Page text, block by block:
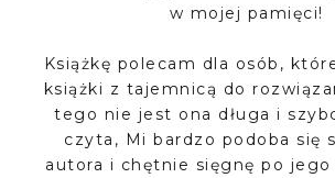
w mojej pamięci!
Książkę polecam dla osób,
książki z tajemnicą do
tego nie jest ona długa i
czyta, Mi bardzo podoba się
autora i chętnie sięgnę po jego